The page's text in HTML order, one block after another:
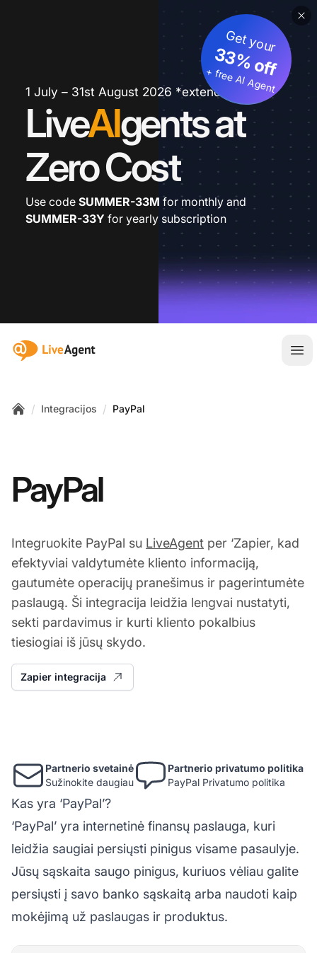
1 July – 31st August 2026 *extended
LiveAIgents at
Zero Cost
Get your
33% off
+ free AI Agent
Use code SUMMER-33M for monthly and
SUMMER-33Y for yearly subscription
:site.title
/ Integracijos / PayPal
PayPal
Integruokite PayPal su LiveAgent per ‘Zapier, kad
efektyviai valdytumėte kliento informaciją,
gautumėte operacijų pranešimus ir pagerintumėte
paslaugą. Ši integracija leidžia lengvai nustatyti,
sekti pardavimus ir kurti kliento pokalbius
tiesiogiai iš jūsų skydo.
Zapier integracija
Partnerio svetainė
Sužinokite daugiau
Partnerio privatumo politika
PayPal Privatumo politika
Kas yra ‘PayPal’?
‘PayPal’ yra internetinė finansų paslauga, kuri
leidžia saugiai persiųsti pinigus visame pasaulyje.
Jūsų sąskaita saugo pinigus, kuriuos vėliau galite
persiųsti į savo banko sąskaitą arba naudoti kaip
mokėjimą už paslaugas ir produktus.